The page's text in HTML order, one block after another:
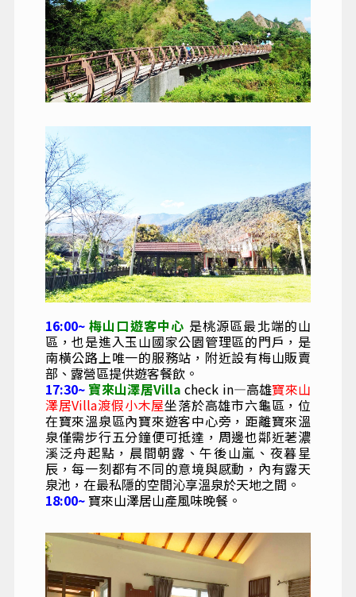
16:00~梅山口遊客中心 是桃源區最北端的山
區，也是進入玉山國家公園管理區的門戶，是
南橫公路上唯一的服務站，附近設有梅山販賣
部、露營區提供遊客餐飲。
17:30~ 寶來山澤居Villa check in—高雄寶來山
澤居Villa渡假小木屋坐落於高雄市六龜區，位
在寶來溫泉區內寶來遊客中心旁，距離寶來溫
泉僅需步行五分鐘便可抵達，周邊也鄰近荖濃
溪泛舟起點，晨間朝露、午後山嵐、夜暮星
辰，每一刻都有不同的意境與感動，內有露天
泉池，在最私隱的空間沁享溫泉於天地之間。
18:00~ 寶來山澤居山產風味晚餐。